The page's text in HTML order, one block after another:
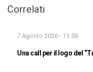
Correlati
7 Agosto 2026 - 13:58
Una call per il logo del